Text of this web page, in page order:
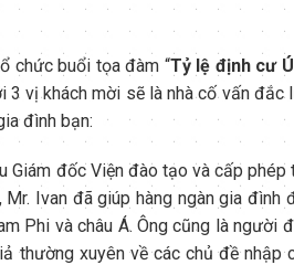
chức buổi tọa đàm “Tỷlệ định cư
3 vị khách mời sẽ là nhà cố vấn
đình bạn:
Giám đốc Viện đào tạo và cấp phép
Ivan đã giúp hàng ngàn gia đình
Phi và châu Á. Ông cũng là người
xuyên về các chủ đề nhập